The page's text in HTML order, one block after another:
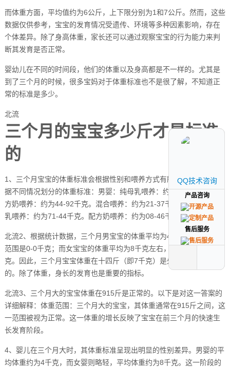
而体重方面，平均值约为6公斤，上下限分别为1和7公斤。然而，这些
数据仅供参考，宝宝的发育情况受遗传、环境等多种因素影响，存在
个体差异。除了身高体重，家长还可以通过观察宝宝的行为能力来判
断其发育是否正常。
婴幼儿在不同的时间段，他们的体重以及身高都是不一样的。尤其是
到了三个月的时候，很多宝妈对于体重标准也不是很了解，不知道正
常的标准是多少。
北流
三个月的宝宝多少斤才是标准
的
1、三个月宝宝的体重标准会根据性别和喂养方式有所不同。以下是根
据不同情况划分的体重标准：男婴：纯母乳喂养：约为08-05千克。配
方奶喂养：约为44-92千克。混合喂养：约为21-37千克。女婴：纯母
乳喂养：约为71-44千克。配方奶喂养：约为08-46千克。
北流2、根据统计数据，三个月男宝宝的体重平均为4千克左右，正常
范围是0-0千克；而女宝宝的体重平均为8千克左右，正常范围为5-5千
克。因此，三个月宝宝体重在十四斤（即7千克）是处于正常范围内
的。除了体重，身长的发育也是重要的指标。
北流3、三个月大的宝宝体重在915斤是正常的。以下是对这一答案的
详细解释：体重范围：三个月大的宝宝，其体重通常在915斤之间，这
一范围被视为正常。这一体重的增长反映了宝宝在前三个月的快速生
长发育阶段。
4、婴儿在三个月大时，其体重标准呈现出明显的性别差异。男婴的平
均体重约为4千克，而女婴则略轻，平均体重约为8千克。这一阶段的
QQ技术咨询
产品咨询
售后服务
QQ技术咨询
产品咨询
售后服务